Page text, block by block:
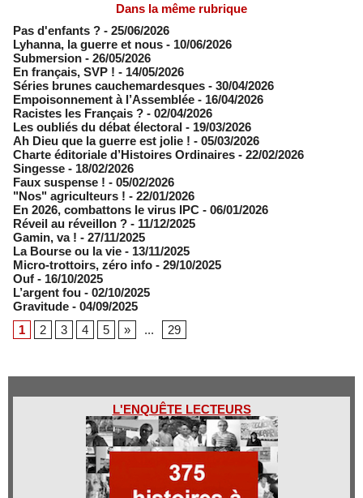
Dans la même rubrique
Pas d'enfants ? - 25/06/2026
​Lyhanna, la guerre et nous - 10/06/2026
Submersion - 26/05/2026
En français, SVP ! - 14/05/2026
​Séries brunes cauchemardesques - 30/04/2026
Empoisonnement à l’Assemblée­ - 16/04/2026
Racistes les Français ? - 02/04/2026
​Les oubliés du débat électoral - 19/03/2026
Ah Dieu que la guerre est jolie ! - 05/03/2026
Charte éditoriale d’Histoires Ordinaires - 22/02/2026
Singesse - 18/02/2026
Faux suspense ! - 05/02/2026
"Nos" agriculteurs ! - 22/01/2026
En 2026, combattons le virus IPC - 06/01/2026
Réveil au réveillon ? - 11/12/2025
Gamin, va ! - 27/11/2025
​La Bourse ou la vie - 13/11/2025
Micro-trottoirs, zéro info - 29/10/2025
Ouf - 16/10/2025
L’argent fou - 02/10/2025
Gravitude - 04/09/2025
1
2 3 4 5 » ... 29
L'ENQUÊTE LECTEURS